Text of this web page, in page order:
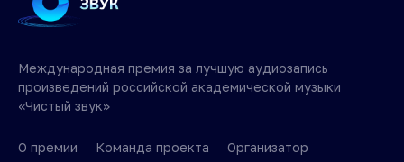
Международная премия за лучшую аудиозапись
произведений российской академической музыки
«Чистый звук»
О премии Команда проекта
Организатор